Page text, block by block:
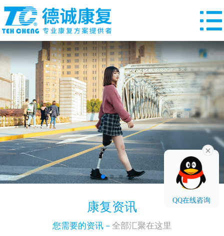
康复资讯
您需要的资讯－ 全部汇聚在这里
QQ在线咨询